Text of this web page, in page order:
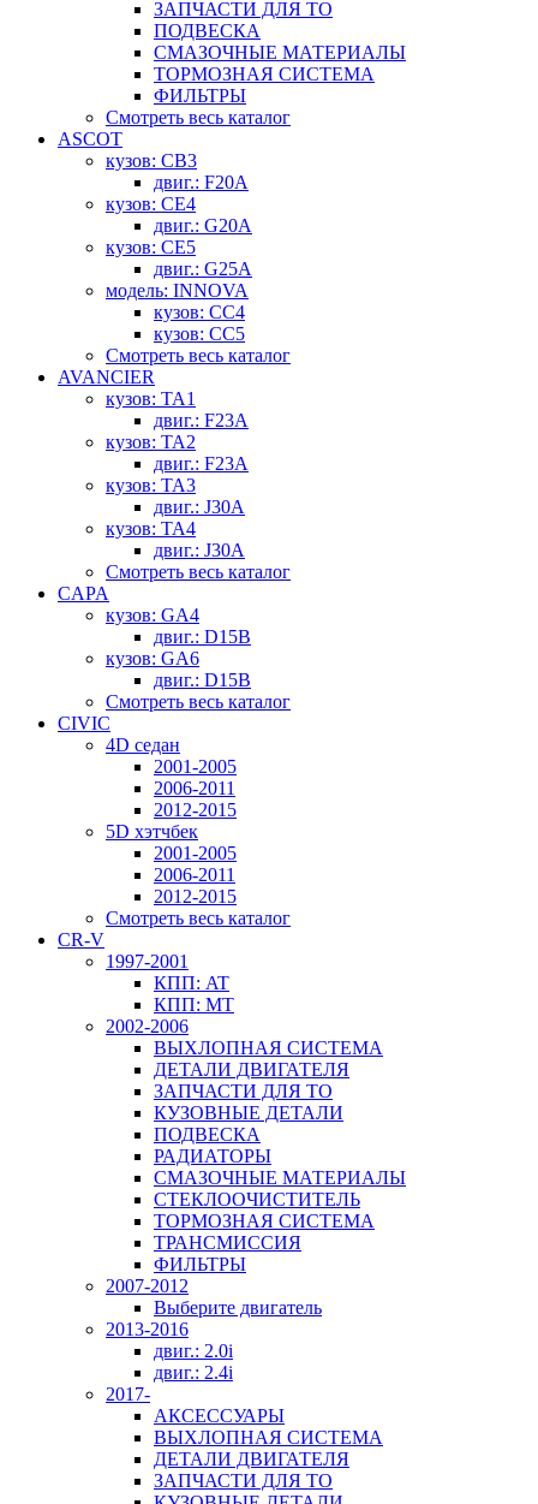
ЗАПЧАСТИ ДЛЯ ТО
ПОДВЕСКА
СМАЗОЧНЫЕ МАТЕРИАЛЫ
ТОРМОЗНАЯ СИСТЕМА
ФИЛЬТРЫ
Смотреть весь каталог
ASCOT
кузов: CB3
двиг.: F20A
кузов: CE4
двиг.: G20A
кузов: CE5
двиг.: G25A
модель: INNOVA
кузов: CC4
кузов: CC5
Смотреть весь каталог
AVANCIER
кузов: TA1
двиг.: F23A
кузов: TA2
двиг.: F23A
кузов: TA3
двиг.: J30A
кузов: TA4
двиг.: J30A
Смотреть весь каталог
CAPA
кузов: GA4
двиг.: D15B
кузов: GA6
двиг.: D15B
Смотреть весь каталог
CIVIC
4D седан
2001-2005
2006-2011
2012-2015
5D хэтчбек
2001-2005
2006-2011
2012-2015
Смотреть весь каталог
CR-V
1997-2001
КПП: AT
КПП: MT
2002-2006
ВЫХЛОПНАЯ СИСТЕМА
ДЕТАЛИ ДВИГАТЕЛЯ
ЗАПЧАСТИ ДЛЯ ТО
КУЗОВНЫЕ ДЕТАЛИ
ПОДВЕСКА
РАДИАТОРЫ
СМАЗОЧНЫЕ МАТЕРИАЛЫ
СТЕКЛООЧИСТИТЕЛЬ
ТОРМОЗНАЯ СИСТЕМА
ТРАНСМИССИЯ
ФИЛЬТРЫ
2007-2012
Выберите двигатель
2013-2016
двиг.: 2.0i
двиг.: 2.4i
2017-
АКСЕССУАРЫ
ВЫХЛОПНАЯ СИСТЕМА
ДЕТАЛИ ДВИГАТЕЛЯ
ЗАПЧАСТИ ДЛЯ ТО